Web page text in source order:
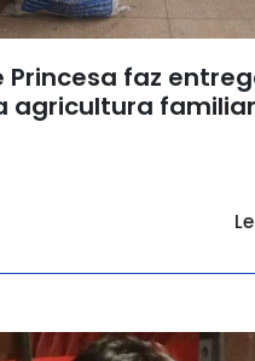
Princesa faz
agricultura familiar